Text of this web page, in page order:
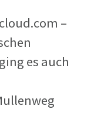
–
es auch